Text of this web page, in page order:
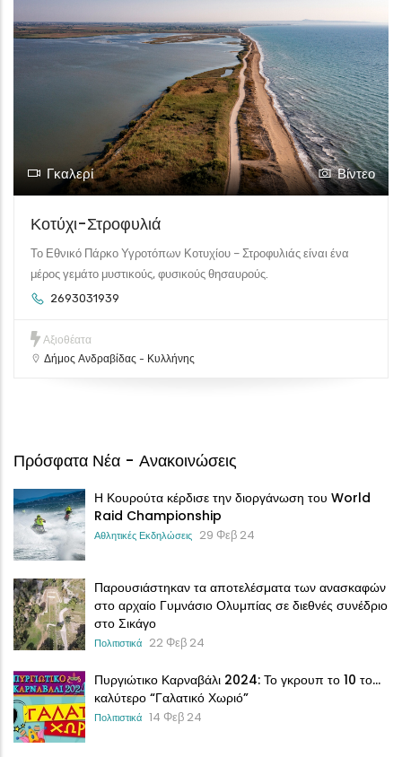
Γκαλερί Βίντεο
Κοτύχι-Στροφυλιά
Το Εθνικό Πάρκο Υγροτόπων Κοτυχίου – Στροφυλιάς είναι ένα
μέρος γεμάτο μυστικούς, φυσικούς θησαυρούς.
2693031939
Αξιοθέατα
Δήμος Ανδραβίδας - Κυλλήνης
Πρόσφατα Νέα - Ανακοινώσεις
Η Κουρούτα κέρδισε την διοργάνωση του World
Raid Championship
Αθλητικές Εκδηλώσεις 29 Φεβ 24
Παρουσιάστηκαν τα αποτελέσματα των ανασκαφών
στο αρχαίο Γυμνάσιο Ολυμπίας σε διεθνές συνέδριο
στο Σικάγο
Πολιτιστικά 22 Φεβ 24
Πυργιώτικο Καρναβάλι 2024: Το γκρουπ το 10 το…
καλύτερο “Γαλατικό Χωριό”
Πολιτιστικά 14 Φεβ 24